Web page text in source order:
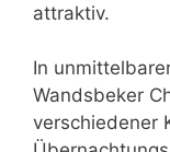
attraktiv.
In
Wandsbeker
verschiedener